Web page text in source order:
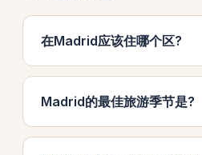
在Madrid应该住哪个区?
Madrid的最佳旅游季节是?